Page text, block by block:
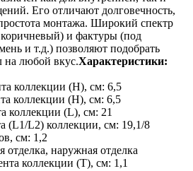
Его отличают долговечность,
монтажа. Широкий спектр
и фактуры (под
и т.д.) позволяют подобрать
на любой вкус.Характеристики:
коллекции (H), см: 6,5
коллекции (H), см: 6,5
коллекции (L), см: 21
(L1/L2) коллекции, см: 19,1/8
см: 1,2
наружная отделка
коллекции (T), см: 1,1